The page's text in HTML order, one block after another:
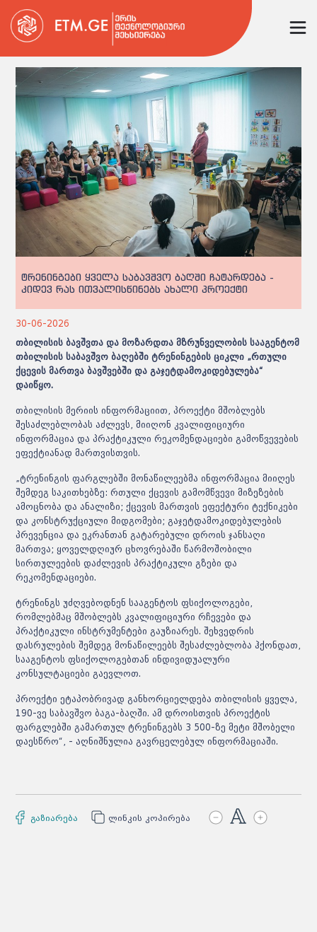
ტრენინგები ყველა საბავშვო ბაღში ჩატარდება -
კიდევ რას ითვალისწინებს ახალი პროექტი
30-06-2026
თბილისის ბავშვთა და მოზარდთა მზრუნველობის სააგენტომ
თბილისის საბავშვო ბაღებში ტრენინგების ციკლი „რთული
ქცევის მართვა ბავშვებში და გაჯეტდამოკიდებულება“
დაიწყო.
თბილისის მერიის ინფორმაციით, პროექტი მშობლებს
შესაძლებლობას აძლევს, მიიღონ კვალიფიციური
ინფორმაცია და პრაქტიკული რეკომენდაციები გამოწვევების
ეფექტიანად მართვისთვის.
„ტრენინგის ფარგლებში მონაწილეებმა ინფორმაცია მიიღეს
შემდეგ საკითხებზე: რთული ქცევის გამომწვევი მიზეზების
ამოცნობა და ანალიზი; ქცევის მართვის ეფექტური ტექნიკები
და კონსტრუქციული მიდგომები; გაჯეტდამოკიდებულების
პრევენცია და ეკრანთან გატარებული დროის ჯანსაღი
მართვა; ყოველდღიურ ცხოვრებაში წარმოშობილი
სირთულეების დაძლევის პრაქტიკული გზები და
რეკომენდაციები.
ტრენინგს უძღვებოდნენ სააგენტოს ფსიქოლოგები,
რომლებმაც მშობლებს კვალიფიციური რჩევები და
პრაქტიკული ინსტრუმენტები გაუზიარეს. შეხვედრის
დასრულების შემდეგ მონაწილეებს შესაძლებლობა ჰქონდათ,
სააგენტოს ფსიქოლოგებთან ინდივიდუალური
კონსულტაციები გაევლოთ.
პროექტი ეტაპობრივად განხორციელდება თბილისის ყველა,
190-ვე საბავშვო ბაგა-ბაღში. ამ დროისთვის პროექტის
ფარგლებში გამართულ ტრენინგებს 3 500-ზე მეტი მშობელი
დაესწრო“, - აღნიშნულია გავრცელებულ ინფორმაციაში.
გაზიარება ლინკის კოპირება